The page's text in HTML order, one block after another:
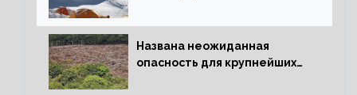
Названа неожиданная
опасность для крупнейших